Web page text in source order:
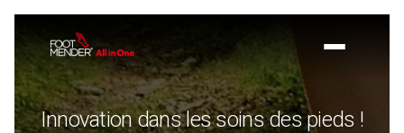
Innovation dans les soins des pieds !